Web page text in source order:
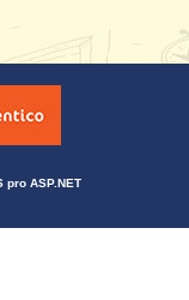
pro ASP.NET